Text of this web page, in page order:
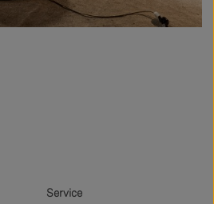
Service